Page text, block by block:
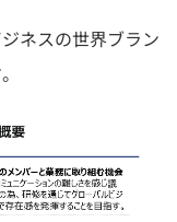
ネスの世界ブラン